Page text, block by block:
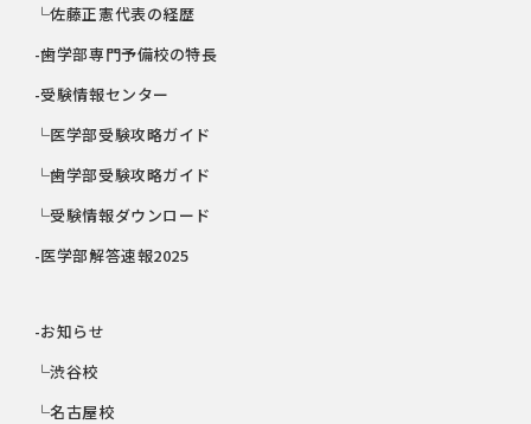
└佐藤正憲代表の経歴
-歯学部専門予備校の特長
-受験情報センター
└医学部受験攻略ガイド
└歯学部受験攻略ガイド
└受験情報ダウンロード
-医学部解答速報2025
-お知らせ
└渋谷校
└名古屋校